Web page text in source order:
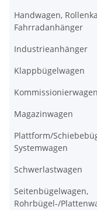
Handwagen,
Fahrradanhänger
Industrieanhänger
Klappbügelwagen
Kommissionierwagen
Magazinwagen
Plattform/
Systemwagen
Schwerlastwagen
Seitenbügelwagen,
Rohrbügel-/